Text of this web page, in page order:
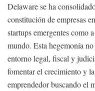
Delaware se ha
constitución de empresas
startups emergentes como
mundo. Esta hegemonía
entorno legal, fiscal y
fomentar el crecimiento y
emprendedor buscando el